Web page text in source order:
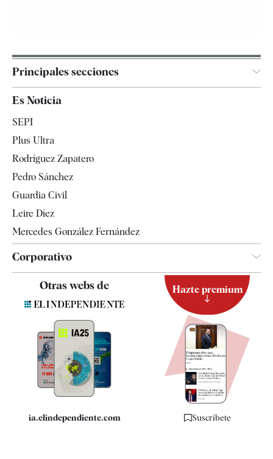
Principales secciones
Televisión
Es Noticia
SEPI
Plus Ultra
Rodríguez Zapatero
Pedro Sánchez
Guardia Civil
Leire Díez
Mercedes González Fernández
Corporativo
Quiénes somos
Especificaciones
Otras webs de
ia.elindependiente.com
Hazte premium
Suscríbete